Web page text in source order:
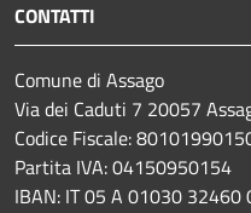
CONTATTI
Comune di Assago
Via dei Caduti 7 20057
Codice Fiscale:
Partita IVA: 04150950154
IBAN: IT 05 A 01030